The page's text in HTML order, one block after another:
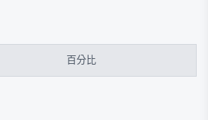
百分比